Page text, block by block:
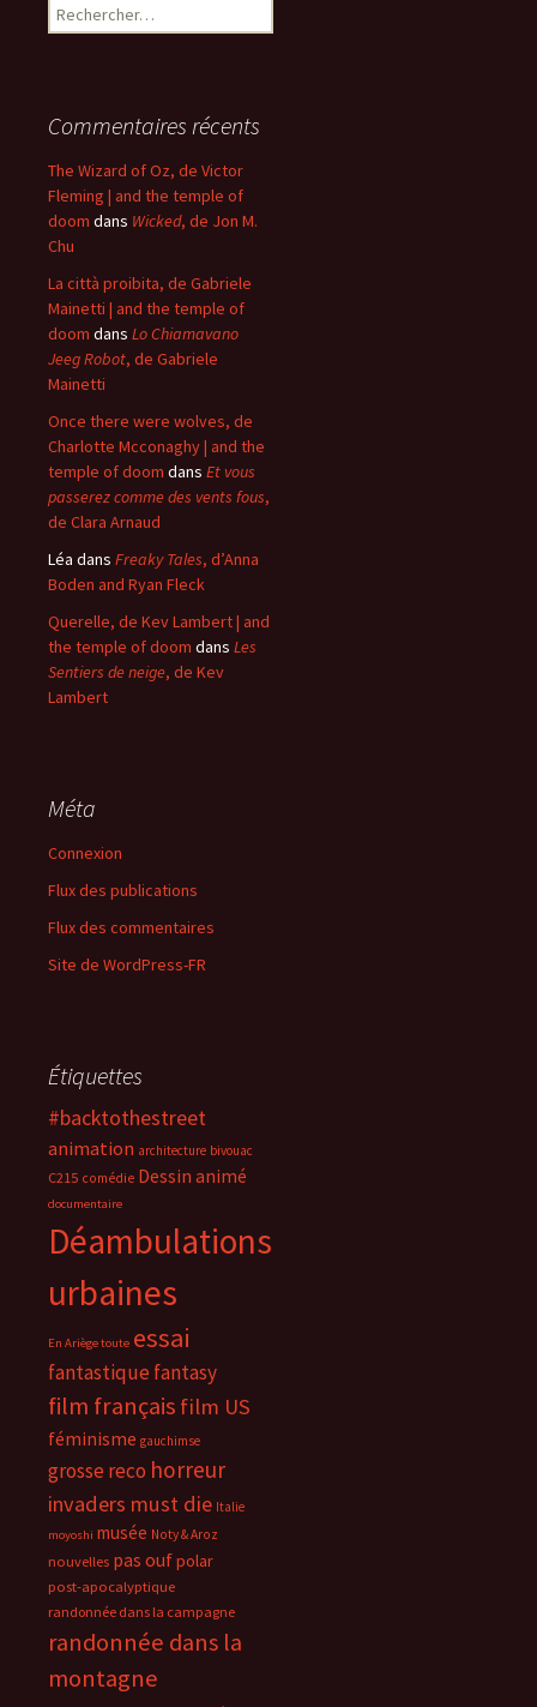
Rechercher :
Commentaires récents
The Wizard of Oz, de Victor
Fleming | and the temple of
doom dans Wicked, de Jon M.
Chu
La città proibita, de Gabriele
Mainetti | and the temple of
doom dans Lo Chiamavano
Jeeg Robot, de Gabriele
Mainetti
Once there were wolves, de
Charlotte Mcconaghy | and the
temple of doom dans Et vous
passerez comme des vents fous,
de Clara Arnaud
Léa dans Freaky Tales, d’Anna
Boden and Ryan Fleck
Querelle, de Kev Lambert | and
the temple of doom dans Les
Sentiers de neige, de Kev
Lambert
Méta
Connexion
Flux des publications
Flux des commentaires
Site de WordPress-FR
Étiquettes
#backtothestreet
animation architecture bivouac
C215 comédie Dessin animé
documentaire
Déambulations
urbaines
En Ariège toute essai
fantastiquefantasy
film français film US
féminisme gauchimse
grosse reco horreur
invaders must die Italie
moyoshi musée Noty & Aroz
nouvelles pas oufpolar
post-apocalyptique
randonnée dans la campagne
randonnée dans la
montagne